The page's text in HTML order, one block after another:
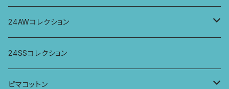
パンツ
ワンピース
パンツ
スカート
パーカー
トップス
パンツ
ワンピース
24AWコレクション
ワイドパンツ
ロングスリーブトップス
24SSコレクション
ピマコットン